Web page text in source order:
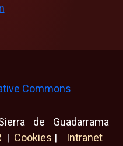
de Guadarrama
| Cookies | Intranet